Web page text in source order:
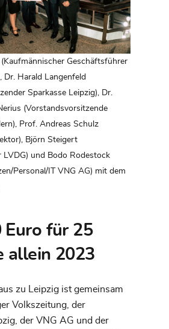
Geschäftsführer
Dr. Harald Langenfeld
Sparkasse Leipzig), Dr.
(Vorstandsvorsitzende
Prof. Andreas Schulz
Björn Steigert
LVDG) und Bodo Rodestock
Personal/IT VNG AG) mit dem
Euro für 25
allein 2023
zu Leipzig ist gemeinsam
Volkszeitung, der
der VNG AG und der